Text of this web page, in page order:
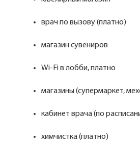
врач по вызову (платно)
магазин сувениров
Wi-Fi в лобби, платно
магазины (супермаркет,
кабинет врача (по
химчистка (платно)